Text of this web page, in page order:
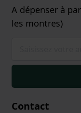
A dépenser à
les montres)
Contact